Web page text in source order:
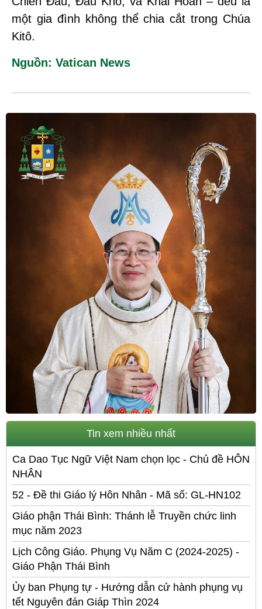
một gia đình không thể chia cắt trong Chúa
Kitô.
Nguồn: Vatican News
Tin xem nhiều nhất
Ca Dao Tục Ngữ Việt Nam chọn lọc - Chủ đề HÔN
NHÂN
52 - Đề thi Giáo lý Hôn Nhân - Mã số: GL-HN102
Giáo phận Thái Bình: Thánh lễ Truyền chức linh
mục năm 2023
Lịch Công Giáo. Phụng Vụ Năm C (2024-2025) -
Giáo Phận Thái Bình
Ủy ban Phụng tự - Hướng dẫn cử hành phụng vụ
tết Nguyên đán Giáp Thìn 2024